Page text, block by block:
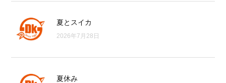
夏とスイカ
2026年7月28日
夏休み